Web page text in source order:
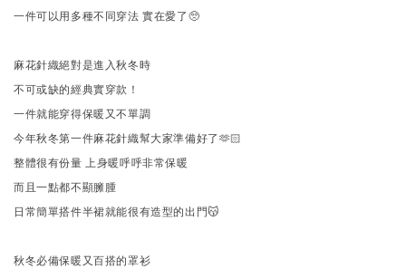
一件可以用多種不同穿法 實在愛了🥺
麻花針織絕對是進入秋冬時
不可或缺的經典實穿款！
一件就能穿得保暖又不單調
今年秋冬第一件麻花針織幫大家準備好了🫶🏻
整體很有份量 上身暖呼呼非常保暖
而且一點都不顯臃腫
日常簡單搭件半裙就能很有造型的出門😽
秋冬必備保暖又百搭的罩衫